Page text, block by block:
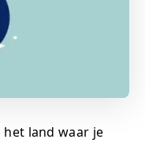
land waar je